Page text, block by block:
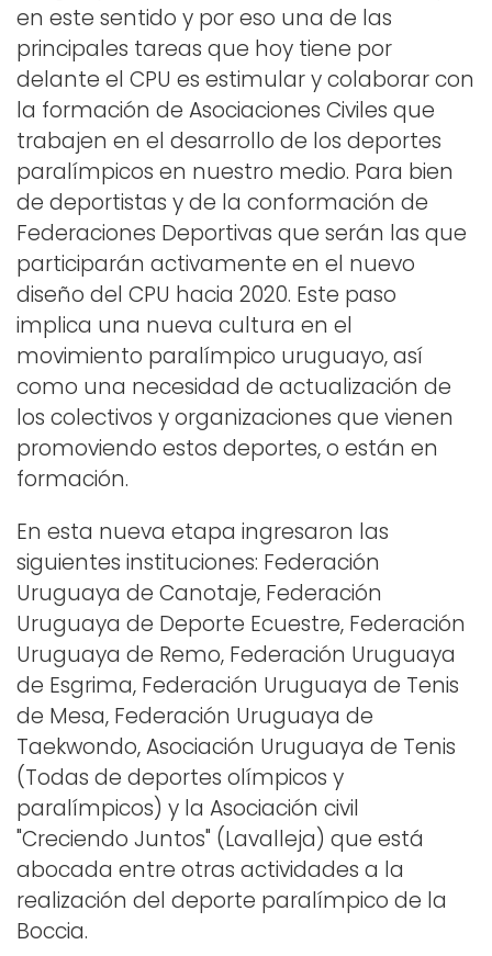
en este sentido y por eso una de las
principales tareas que hoy tiene por
delante el CPU es estimular y colaborar con
la formación de Asociaciones Civiles que
trabajen en el desarrollo de los deportes
paralímpicos en nuestro medio. Para bien
de deportistas y de la conformación de
Federaciones Deportivas que serán las que
participarán activamente en el nuevo
diseño del CPU hacia 2020. Este paso
implica una nueva cultura en el
movimiento paralímpico uruguayo, así
como una necesidad de actualización de
los colectivos y organizaciones que vienen
promoviendo estos deportes, o están en
formación.
En esta nueva etapa ingresaron las
siguientes instituciones: Federación
Uruguaya de Canotaje, Federación
Uruguaya de Deporte Ecuestre, Federación
Uruguaya de Remo, Federación Uruguaya
de Esgrima, Federación Uruguaya de Tenis
de Mesa, Federación Uruguaya de
Taekwondo, Asociación Uruguaya de Tenis
(Todas de deportes olímpicos y
paralímpicos) y la Asociación civil
"Creciendo Juntos" (Lavalleja) que está
abocada entre otras actividades a la
realización del deporte paralímpico de la
Boccia.